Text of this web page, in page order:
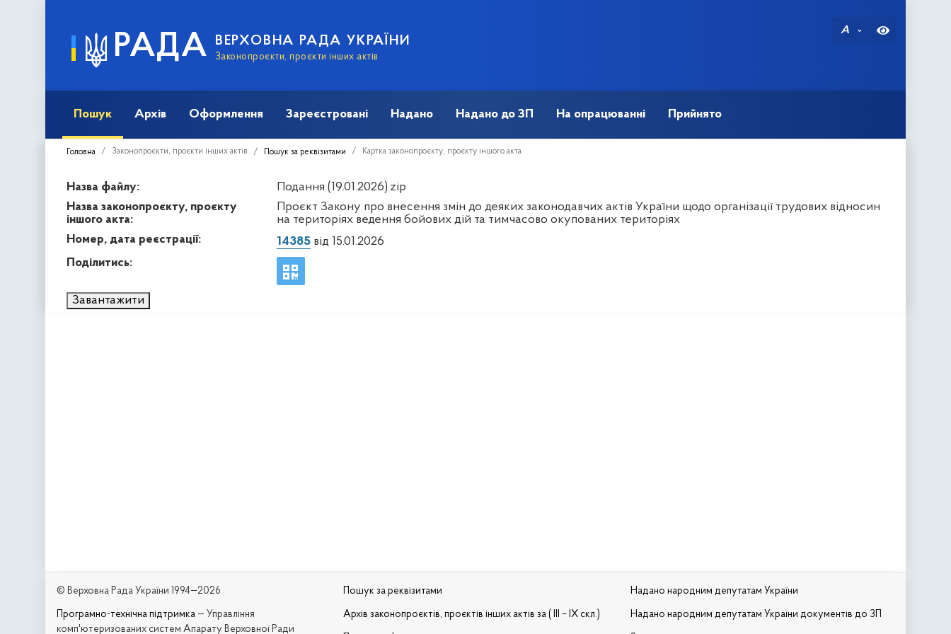
РАДА ВЕРХОВНА РАДА УКРАЇНИ
Законопроєкти, проєкти інших актів
A
Пошук Архів Оформлення Зареєстровані Надано Надано до ЗП На опрацюванні Прийнято
Головна Законопроєкти, проєкти інших актів Пошук за реквізитами Картка законопроєкту, проєкту іншого акта
Назва файлу:
Подання (19.01.2026).zip
Назва законопроєкту, проєкту
іншого акта:
Проєкт Закону про внесення змін до деяких законодавчих актів України щодо організації трудових відносин
на територіях ведення бойових дій та тимчасово окупованих територіях
Номер, дата реєстрації:
14385від 15.01.2026
Поділитись:
Завантажити
© Верховна Рада України 1994—2026
Програмно-технічна підтримка — Управління
комп'ютеризованих систем Апарату Верховної Ради
Пошук за реквізитами
Архів законопроєктів, проєктів інших актів за ( III – IX скл.)
Надано народним депутатам України
Надано народним депутатам України документів до ЗП